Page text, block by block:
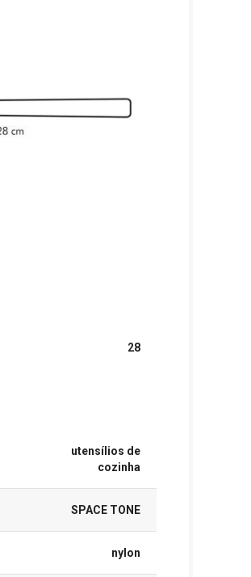
28
utensílios de
cozinha
SPACE TONE
nylon